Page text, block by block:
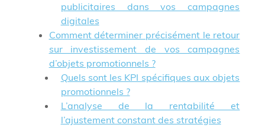
publicitaires dans vos campagnes
digitales
Comment déterminer précisément le retour
sur investissement de vos campagnes
d’objets promotionnels ?
Quels sont les KPI spécifiques aux objets
promotionnels ?
L’analyse de la rentabilité et
l’ajustement constant des stratégies